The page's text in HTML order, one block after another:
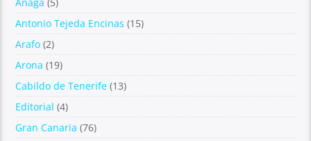
Anaga (5)
Antonio Tejeda Encinas (15)
Arafo (2)
Arona (19)
Cabildo de Tenerife (13)
Editorial (4)
Gran Canaria (76)